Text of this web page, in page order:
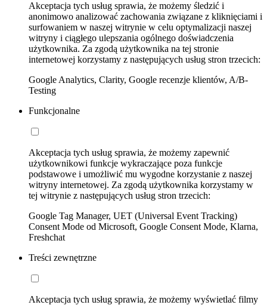
Akceptacja tych usług sprawia, że możemy śledzić i
anonimowo analizować zachowania związane z kliknięciami i
surfowaniem w naszej witrynie w celu optymalizacji naszej
witryny i ciągłego ulepszania ogólnego doświadczenia
użytkownika. Za zgodą użytkownika na tej stronie
internetowej korzystamy z następujących usług stron trzecich:
Google Analytics, Clarity, Google recenzje klientów, A/B-
Testing
Funkcjonalne
Akceptacja tych usług sprawia, że możemy zapewnić
użytkownikowi funkcje wykraczające poza funkcje
podstawowe i umożliwić mu wygodne korzystanie z naszej
witryny internetowej. Za zgodą użytkownika korzystamy w
tej witrynie z następujących usług stron trzecich:
Google Tag Manager, UET (Universal Event Tracking)
Consent Mode od Microsoft, Google Consent Mode, Klarna,
Freshchat
Treści zewnętrzne
Akceptacja tych usług sprawia, że możemy wyświetlać filmy